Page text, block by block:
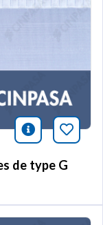
icono
de type G